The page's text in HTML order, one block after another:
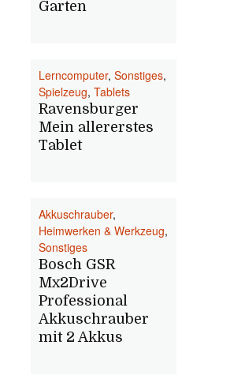
Garten
Lerncomputer, Sonstiges,
Spielzeug, Tablets
Ravensburger
Mein allererstes
Tablet
Akkuschrauber,
Heimwerken & Werkzeug,
Sonstiges
Bosch GSR
Mx2Drive
Professional
Akkuschrauber
mit 2 Akkus